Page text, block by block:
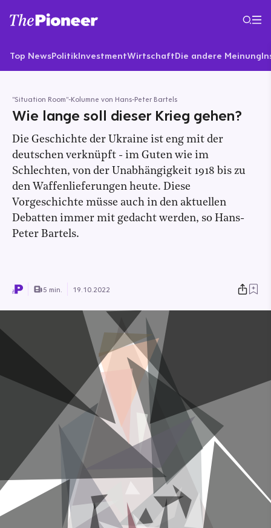
Top NewsPolitikInvestmentWirtschaftDie andere Meinung
"Situation Room"-Kolumne von Hans-Peter Bartels
Wie lange soll dieser Krieg gehen?
Die Geschichte der Ukraine ist eng mit der
deutschen verknüpft - im Guten wie im
Schlechten, von der Unabhängigkeit 1918 bis zu
den Waffenlieferungen heute. Diese
Vorgeschichte müsse auch in den aktuellen
Debatten immer mit gedacht werden, so Hans-
Peter Bartels.
5 min. 19.10.2022